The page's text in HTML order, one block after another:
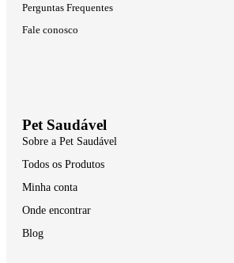
Perguntas Frequentes
Fale conosco
Pet Saudável
Sobre a Pet Saudável
Todos os Produtos
Minha conta
Onde encontrar
Blog